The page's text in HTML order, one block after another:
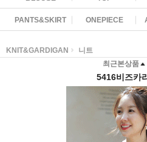
PANTS&SKIRT ONEPIECE
KNIT&GARDIGAN
니트
최근본상품
5416비즈카